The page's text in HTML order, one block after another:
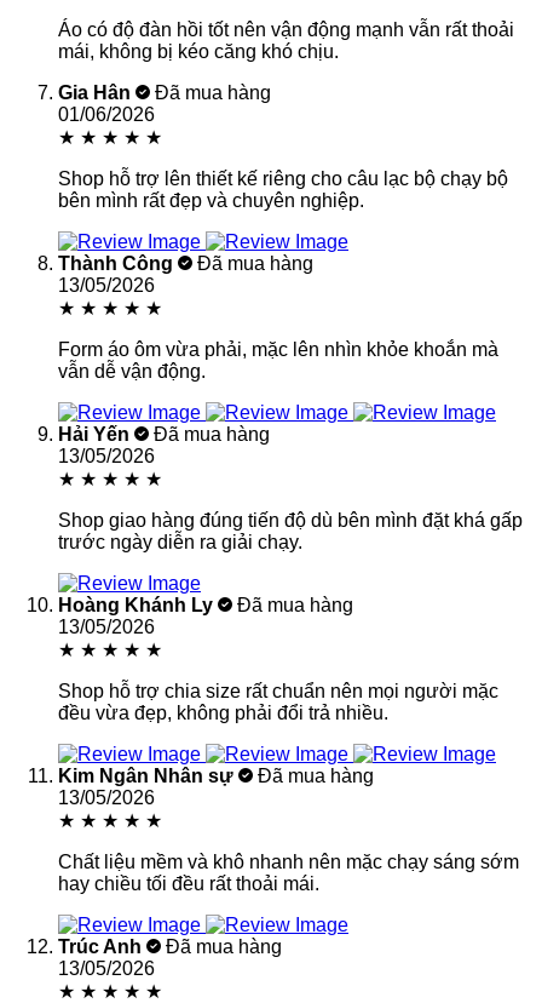
Áo có độ đàn hồi tốt nên vận động mạnh vẫn rất thoải
mái, không bị kéo căng khó chịu.
Gia Hân
Đã mua hàng
01/06/2026
★ ★ ★ ★ ★
Shop hỗ trợ lên thiết kế riêng cho câu lạc bộ chạy bộ
bên mình rất đẹp và chuyên nghiệp.
Thành Công
Đã mua hàng
13/05/2026
★ ★ ★ ★ ★
Form áo ôm vừa phải, mặc lên nhìn khỏe khoắn mà
vẫn dễ vận động.
Hải Yến
Đã mua hàng
13/05/2026
★ ★ ★ ★ ★
Shop giao hàng đúng tiến độ dù bên mình đặt khá gấp
trước ngày diễn ra giải chạy.
Hoàng Khánh Ly
Đã mua hàng
13/05/2026
★ ★ ★ ★ ★
Shop hỗ trợ chia size rất chuẩn nên mọi người mặc
đều vừa đẹp, không phải đổi trả nhiều.
Kim Ngân Nhân sự
Đã mua hàng
13/05/2026
★ ★ ★ ★ ★
Chất liệu mềm và khô nhanh nên mặc chạy sáng sớm
hay chiều tối đều rất thoải mái.
Trúc Anh
Đã mua hàng
13/05/2026
★ ★ ★ ★ ★